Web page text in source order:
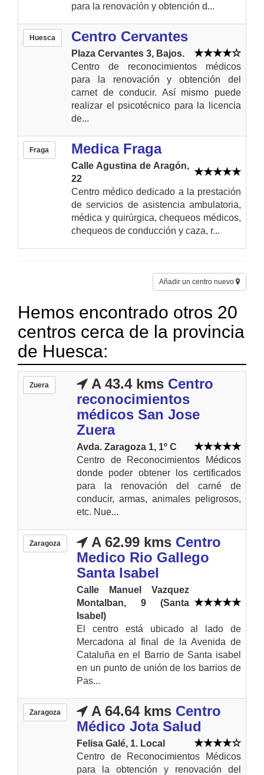
para la renovación y obtención d...
Huesca Centro Cervantes
Plaza Cervantes 3, Bajos.
Centro de reconocimientos médicos
para la renovación y obtención del
carnet de conducir. Así mismo puede
realizar el psicotécnico para la licencia
de...
Fraga Medica Fraga
Calle Agustina de Aragón,
22
Centro médico dedicado a la prestación
de servicios de asistencia ambulatoria,
médica y quirúrgica, chequeos médicos,
chequeos de conducción y caza, r...
Añadir un centro nuevo
Hemos encontrado otros 20
centros cerca de la provincia
de Huesca:
Zuera A 43.4 kms Centro
reconocimientos
médicos San Jose
Zuera
Avda. Zaragoza 1, 1º C
Centro de Reconocimientos Médicos
donde poder obtener los certificados
para la renovación del carné de
conducir, armas, animales peligrosos,
etc. Nue...
Zaragoza A 62.99 kms Centro
Medico Rio Gallego
Santa Isabel
Calle Manuel Vazquez
Montalban, 9 (Santa
Isabel)
El centro está ubicado al lado de
Mercadona al final de la Avenida de
Cataluña en el Barrio de Santa isabel
en un punto de unión de los barrios de
Pas...
Zaragoza A 64.64 kms Centro
Médico Jota Salud
Felisa Galé, 1. Local
Centro de Reconocimientos Médicos
para la obtención y renovación del